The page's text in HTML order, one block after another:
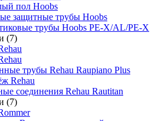
пол Hoobs
защитные трубы Hoobs
трубы Hoobs PE-X/AL/PE-X
(7)
трубы Rehau Raupiano Plus
Rehau
соединения Rehau Rautitan
(7)